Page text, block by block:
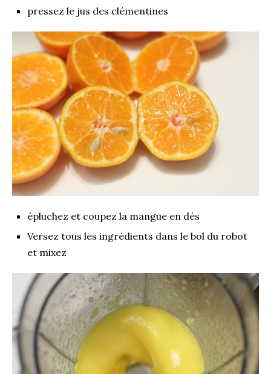
pressez le jus des clémentines
épluchez et coupez la mangue en dés
Versez tous les ingrédients dans le bol du robot
et mixez